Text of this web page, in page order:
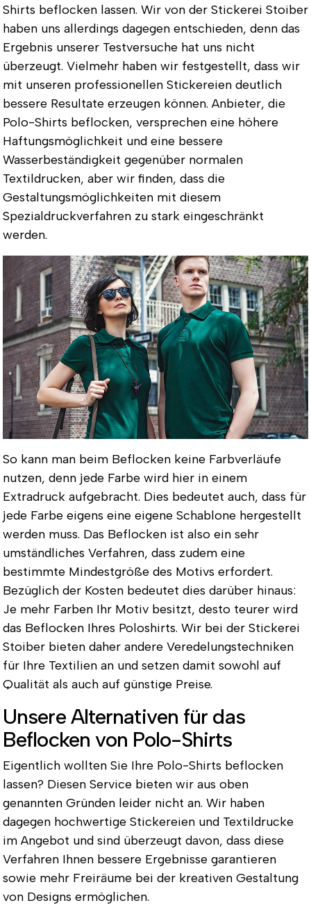
Shirts beflocken lassen. Wir von der Stickerei Stoiber
haben uns allerdings dagegen entschieden, denn das
Ergebnis unserer Testversuche hat uns nicht
überzeugt. Vielmehr haben wir festgestellt, dass wir
mit unseren professionellen Stickereien deutlich
bessere Resultate erzeugen können. Anbieter, die
Polo-Shirts beflocken, versprechen eine höhere
Haftungsmöglichkeit und eine bessere
Wasserbeständigkeit gegenüber normalen
Textildrucken, aber wir finden, dass die
Gestaltungsmöglichkeiten mit diesem
Spezialdruckverfahren zu stark eingeschränkt
werden.
So kann man beim Beflocken keine Farbverläufe
nutzen, denn jede Farbe wird hier in einem
Extradruck aufgebracht. Dies bedeutet auch, dass für
jede Farbe eigens eine eigene Schablone hergestellt
werden muss. Das Beflocken ist also ein sehr
umständliches Verfahren, dass zudem eine
bestimmte Mindestgröße des Motivs erfordert.
Bezüglich der Kosten bedeutet dies darüber hinaus:
Je mehr Farben Ihr Motiv besitzt, desto teurer wird
das Beflocken Ihres Poloshirts. Wir bei der Stickerei
Stoiber bieten daher andere Veredelungstechniken
für Ihre Textilien an und setzen damit sowohl auf
Qualität als auch auf günstige Preise.
Unsere Alternativen für das
Beflocken von Polo-Shirts
Eigentlich wollten Sie Ihre Polo-Shirts beflocken
lassen? Diesen Service bieten wir aus oben
genannten Gründen leider nicht an. Wir haben
dagegen hochwertige Stickereien und Textildrucke
im Angebot und sind überzeugt davon, dass diese
Verfahren Ihnen bessere Ergebnisse garantieren
sowie mehr Freiräume bei der kreativen Gestaltung
von Designs ermöglichen.